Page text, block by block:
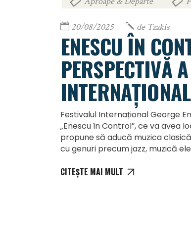
20/08/2025 de Tzakis
ENESCU ÎN
PERSPECTIVĂ
Festivalul Internațional George
„Enescu în Control”, ce va avea
propune să aducă muzica
cu genuri precum jazz, muzică
CITEȘTE MAI MULT